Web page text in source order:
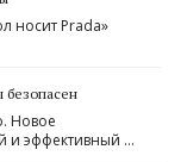
носит Prada»
безопасен
Новое
и эффективный …